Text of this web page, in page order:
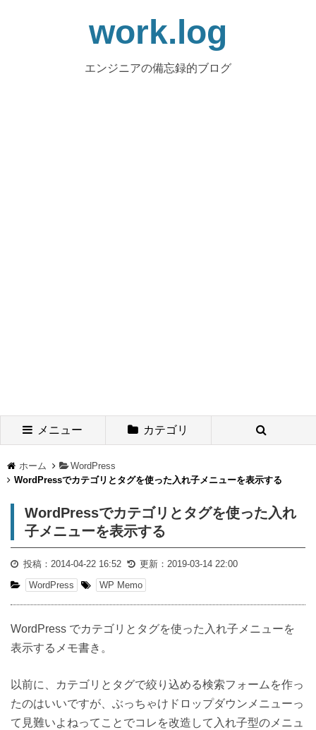
work.log
エンジニアの備忘録的ブログ
メニュー カテゴリ
ホーム
WordPress
WordPressでカテゴリとタグを使った入れ子メニューを表示する
WordPressでカテゴリとタグを使った入れ
子メニューを表示する
投稿： 2014-04-22 16:52 更新： 2019-03-14 22:00
WordPress
WP Memo
WordPress でカテゴリとタグを使った入れ子メニューを
表示するメモ書き。
以前に、カテゴリとタグで絞り込める検索フォームを作っ
たのはいいですが、ぶっちゃけドロップダウンメニューっ
て見難いよねってことでコレを改造して入れ子型のメニュ